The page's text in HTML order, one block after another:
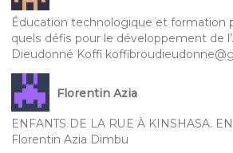
Éducation technologique et formation
quels défis pour le développement de
Dieudonné Koffi
Florentin Azia
ENFANTS DE LA RUE À KINSHASA.
Florentin Azia Dimbu